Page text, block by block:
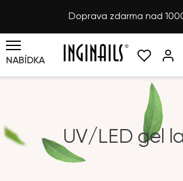
Doprava zdarma nad
NABÍDKA
UV/LED gel